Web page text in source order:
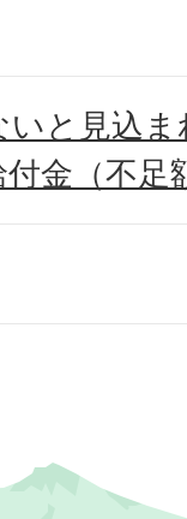
いと見込
金（不